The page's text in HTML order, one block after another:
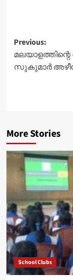
Post
Previous:
സുകുമാര്‍
More Stories
School Clubs